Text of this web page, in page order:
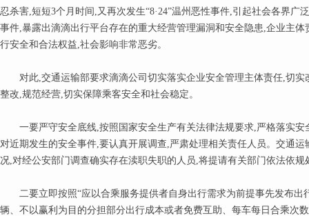
忍杀害,短短3个月时间,又再次发生“8·24”温州恶性事件,引起社会各界广
事件,暴露出滴滴出行平台存在的重大经营管理漏洞和安全隐患,企业主
行安全和合法权益,社会影响非常恶劣。
对此,交通运输部要求滴滴公司切实落实企业安全管理主体责任,切实
整改,规范经营,切实保障乘客安全和社会稳定。
一要严守安全底线,按照国家安全生产有关法律法规要求,严格落实安
对近期发生的安全事件,要认真开展调查,严肃处理相关责任人员。交通
况,对经公安部门调查确实存在渎职失职的人员,将提请有关部门依法依规
二要立即按照“应以合乘服务提供者自身出行需求为前提事先发布出
辆、不以赢利为目的分担部分出行成本或者免费互助、每车每日合乘次